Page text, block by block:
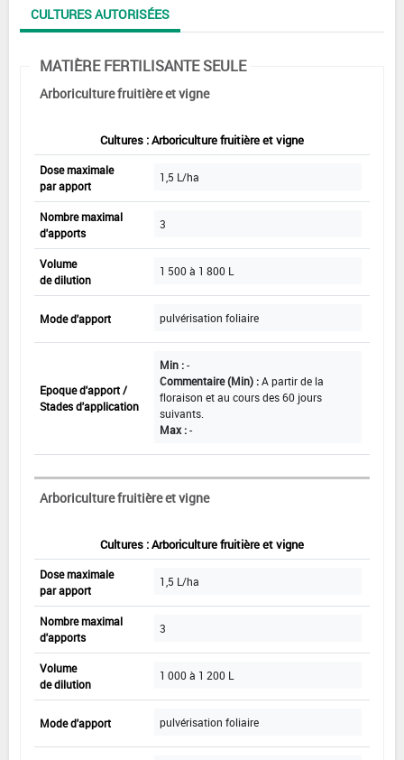
CULTURES AUTORISÉES
MATIÈRE FERTILISANTE SEULE
Arboriculture fruitière et vigne
Cultures : Arboriculture fruitière et vigne
Dose maximale
par apport
1,5 L/ha
Nombre maximal
d'apports
3
Volume
de dilution
1 500 à 1 800 L
Mode d'apport pulvérisation foliaire
Epoque d'apport /
Stades d'application
Min :-
Commentaire (Min) :A partir de la
floraison et au cours des 60 jours
suivants.
Max :-
Arboriculture fruitière et vigne
Cultures : Arboriculture fruitière et vigne
Dose maximale
par apport
1,5 L/ha
Nombre maximal
d'apports
3
Volume
de dilution
1 000 à 1 200 L
Mode d'apport pulvérisation foliaire